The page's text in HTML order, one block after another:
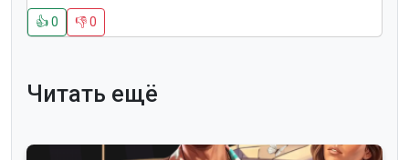
👍0 👎0
Читать ещё